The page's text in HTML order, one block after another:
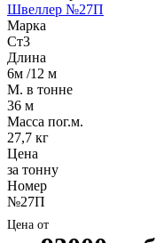
Швеллер №27П
Марка
Ст3
Длина
6м /12 м
М. в тонне
36 м
Масса пог.м.
27,7 кг
Цена
за тонну
Номер
№27П
Цена от